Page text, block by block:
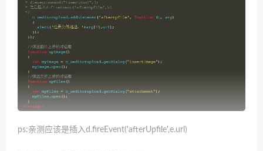
ps:亲测应该是插入d.fireEvent('afterUpfile',e.url)